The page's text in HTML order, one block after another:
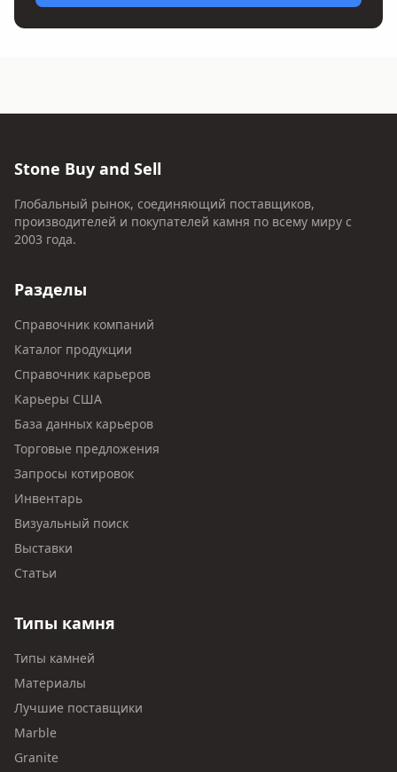
Stone Buy and Sell
Глобальный рынок, соединяющий поставщиков,
производителей и покупателей камня по всему миру с
2003 года.
Разделы
Справочник компаний
Каталог продукции
Справочник карьеров
Карьеры США
База данных карьеров
Торговые предложения
Запросы котировок
Инвентарь
Визуальный поиск
Выставки
Статьи
Типы камня
Типы камней
Материалы
Лучшие поставщики
Marble
Granite